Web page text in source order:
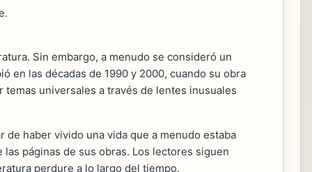
Sin embargo, a menudo se consideró un
en las décadas de 1990 y 2000, cuando su obra
universales a través de lentes inusuales
haber vivido una vida que a menudo estaba
páginas de sus obras. Los lectores siguen
perdure a lo largo del tiempo.